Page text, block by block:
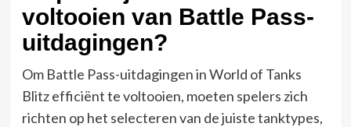
voltooien van Battle Pass-
uitdagingen?
Om Battle Pass-uitdagingen in World of Tanks
Blitz efficiënt te voltooien, moeten spelers zich
richten op het selecteren van de juiste tanktypes,